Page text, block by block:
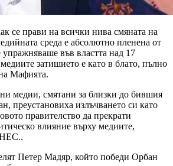
се прави на всички нива смяната на
среда е абсолютно пленена от
упражняваше във властта над 17
затишието е като в блато, пълно
Мафията.
медии, смятани за близки до бившия
преустановиха излъчването си като
правителство да прекрати
влияние върху медиите,
Петер Мадяр, който победи Орбан